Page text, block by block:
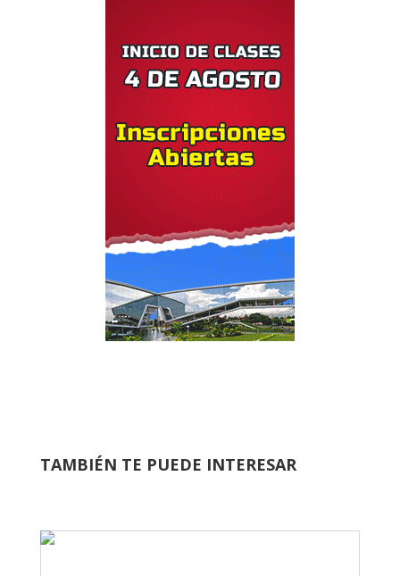
TAMBIÉN TE PUEDE INTERESAR